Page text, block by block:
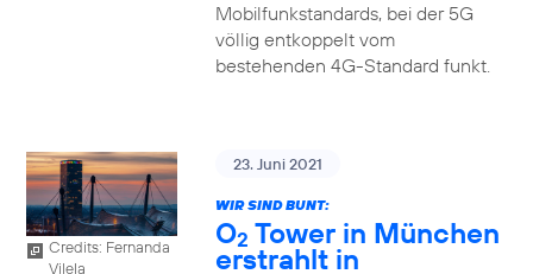
Mobilfunkstandards, bei der 5G
völlig entkoppelt vom
bestehenden 4G-Standard funkt.
Credits: Fernanda
Vilela
23. Juni 2021
WIR SIND BUNT:
O2 Tower in München
erstrahlt in